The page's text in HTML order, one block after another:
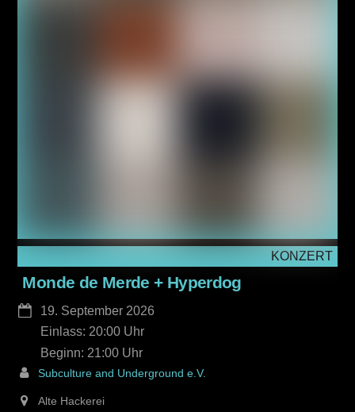
KONZERT
Monde de Merde + Hyperdog
19. September 2026
21:00
Einlass: 20:00
Subculture and Underground e.V.
Alte Hackerei